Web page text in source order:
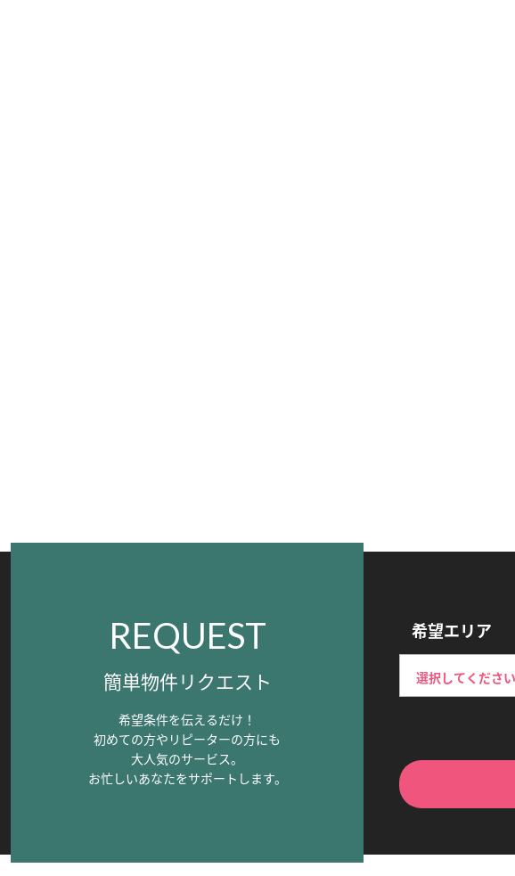
REQUEST
簡単物件リクエスト
希望条件を伝えるだけ！
初めての方やリピーターの方にも
大人気のサービス。
お忙しいあなたをサポートします。
希望エリア